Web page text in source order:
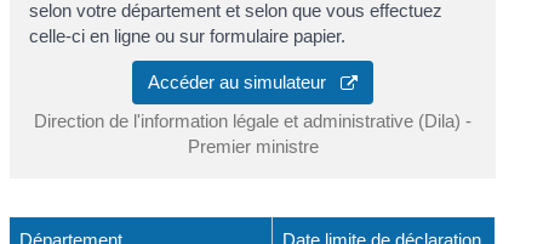
selon votre département et selon que vous effectuez
celle-ci en ligne ou sur formulaire papier.
Accéder au simulateur
Direction de l'information légale et administrative (Dila) -
Premier ministre